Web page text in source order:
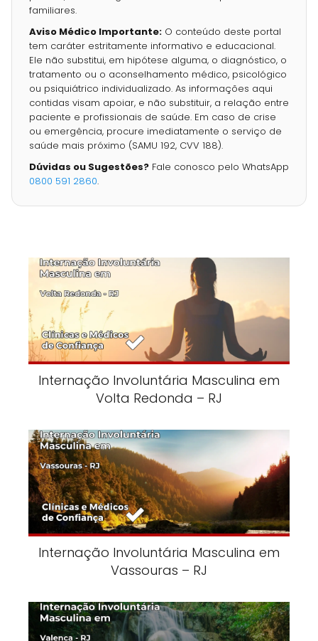
familiares.
Aviso Médico Importante: O conteúdo deste portal
tem caráter estritamente informativo e educacional.
Ele não substitui, em hipótese alguma, o diagnóstico, o
tratamento ou o aconselhamento médico, psicológico
ou psiquiátrico individualizado. As informações aqui
contidas visam apoiar, e não substituir, a relação entre
paciente e profissionais de saúde. Em caso de crise
ou emergência, procure imediatamente o serviço de
saúde mais próximo (SAMU 192, CVV 188).
Dúvidas ou Sugestões? Fale conosco pelo WhatsApp
0800 591 2860.
Internação Involuntária Masculina em
Volta Redonda – RJ
Internação Involuntária Masculina em
Vassouras – RJ